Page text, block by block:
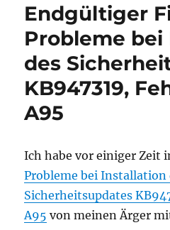
Endgültiger
Probleme
des
KB947319,
A95
Ich habe vor einiger Zeit
Probleme bei Installation
Sicherheitsupdates
A95 von meinen Ärger